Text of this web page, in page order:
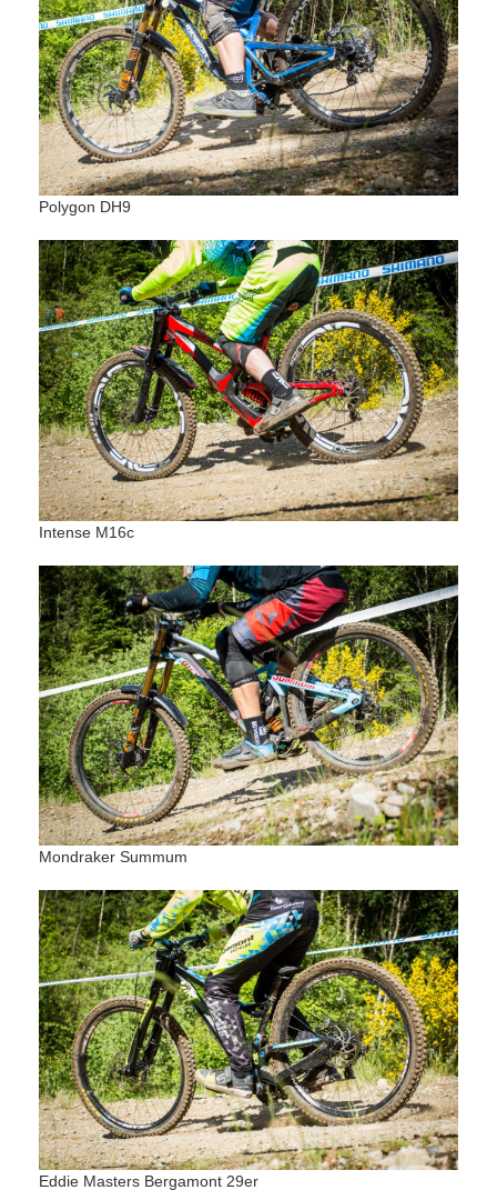
Polygon DH9
Intense M16c
Mondraker Summum
Eddie Masters Bergamont 29er